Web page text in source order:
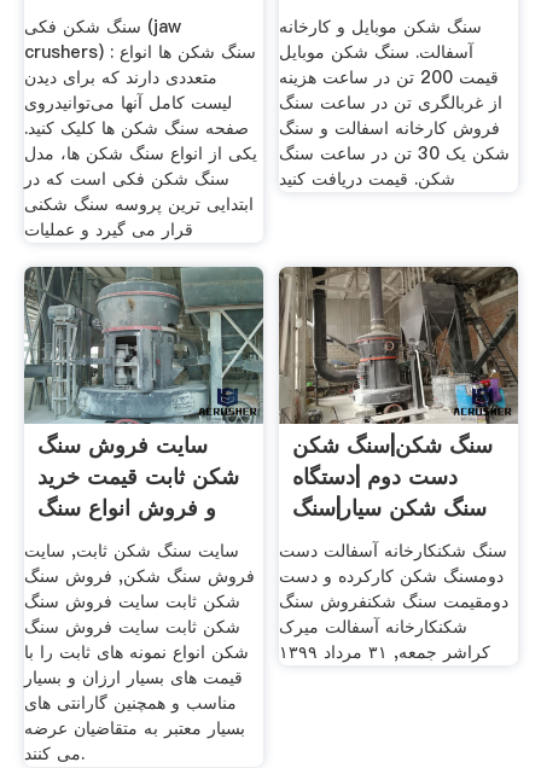
سنگ شکن فکی (jaw
crushers) : سنگ شکن ها انواع
متعددی دارند که برای دیدن
لیست کامل آنها می‌توانیدروی
صفحه سنگ شکن ها کلیک کنید.
یکی از انواع سنگ شکن ها، مدل
سنگ شکن فکی است که در
ابتدایی ترین پروسه سنگ شکنی
قرار می گیرد و عملیات
سنگ شکن موبایل و کارخانه
آسفالت. سنگ شکن موبایل
قیمت 200 تن در ساعت هزینه
از غربالگری تن در ساعت سنگ
فروش کارخانه اسفالت و سنگ
شکن یک 30 تن در ساعت سنگ
شکن. قیمت دریافت کنید
سایت فروش سنگ
شکن ثابت قیمت خرید
و فروش انواع سنگ
شکن ها
سایت سنگ شکن ثابت, سایت
فروش سنگ شکن, فروش سنگ
شکن ثابت سایت فروش سنگ
شکن ثابت سایت فروش سنگ
شکن انواع نمونه های ثابت را با
قیمت های بسیار ارزان و بسیار
مناسب و همچنین گارانتی های
بسیار معتبر به متقاضیان عرضه
می کنند.
سنگ شکن|سنگ شکن
دست دوم |دستگاه
سنگ شکن سیار|سنگ
سنگ شکنکارخانه آسفالت دست
دومسنگ شکن کارکرده و دست
دومقیمت سنگ شکنفروش سنگ
شکنکارخانه آسفالت میرک
کراشر جمعه, ۳۱ مرداد ۱۳۹۹